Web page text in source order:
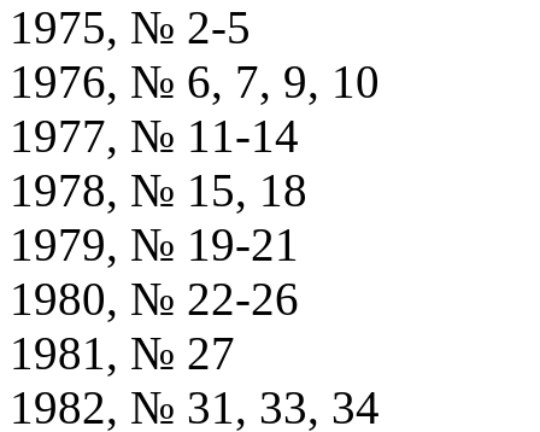
1975, № 2-5
1976, № 6, 7, 9, 10
1977, № 11-14
1978, № 15, 18
1979, № 19-21
1980, № 22-26
1981, № 27
1982, № 31, 33, 34